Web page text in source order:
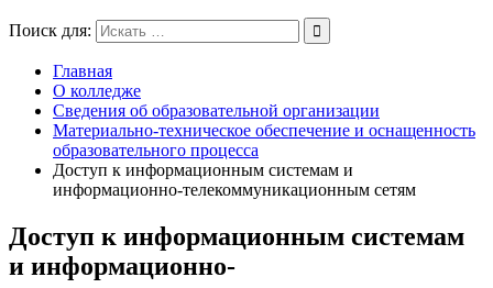
Поиск для:
Главная
О колледже
Сведения об образовательной организации
Материально-техническое обеспечение и оснащенность
образовательного процесса
Доступ к информационным системам и
информационно-телекоммуникационным сетям
Доступ к информационным системам
и информационно-